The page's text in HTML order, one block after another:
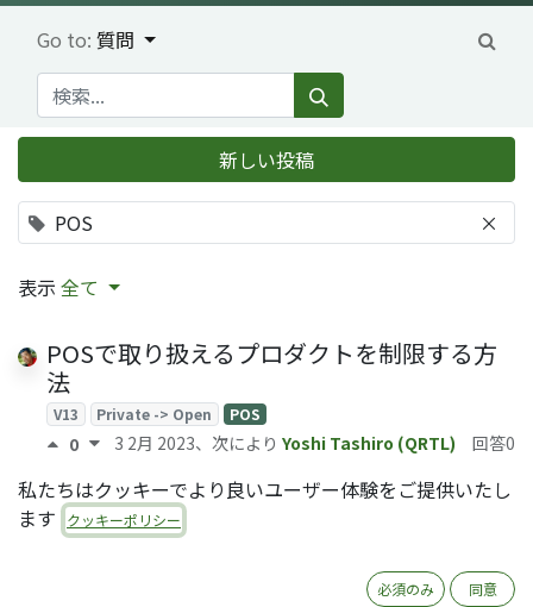
Go to: 質問
POS ×
新しい投稿
表示 全て
POSで取り扱えるプロダクトを制限する方
法
V13 Private -> Open POS
0 3 2月 2023、次により Yoshi Tashiro (QRTL) 回答0
私たちはクッキーでより良いユーザー体験をご提供いたし
ます
クッキーポリシー
必須のみ 同意